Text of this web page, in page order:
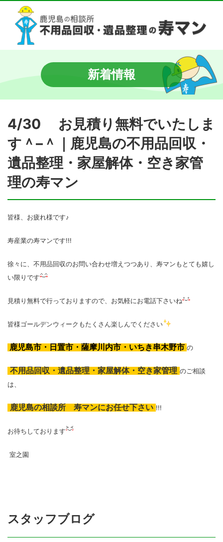
新着情報
4/30 お見積り無料でいたしま
す＾–＾｜鹿児島の不用品回収・
遺品整理・家屋解体・空き家管
理の寿マン
皆様、お疲れ様です♪
寿産業の寿マンです!!!
徐々に、不用品回収のお問い合わせ増えつつあり、寿マンもとても嬉し
い限りです
見積り無料で行っておりますので、お気軽にお電話下さいね
皆様ゴールデンウィークもたくさん楽しんでください
鹿児島市・日置市・薩摩川内市・いちき串木野市 の
不用品回収・遺品整理・家屋解体・空き家管理 のご相談
は、
鹿児島の相談所 寿マンにお任せ下さい !!!
お待ちしております
室之園
スタッフブログ